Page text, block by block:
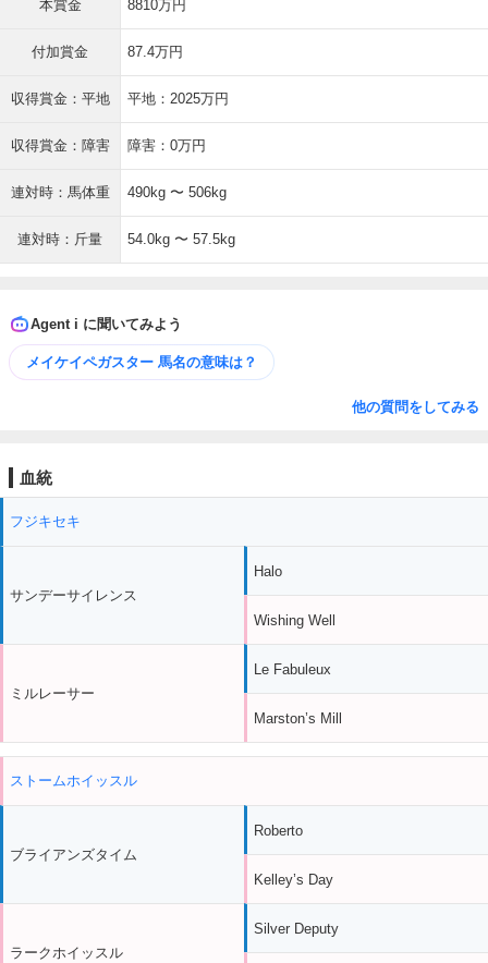
本賞金 8810万円
付加賞金 87.4万円
収得賞金：平地 平地：2025万円
収得賞金：障害 障害：0万円
連対時：馬体重 490kg 〜 506kg
連対時：斤量 54.0kg 〜 57.5kg
Agent i に聞いてみよう
メイケイペガスター 馬名の意味は？
他の質問をしてみる
血統
フジキセキ
サンデーサイレンス
ミルレーサー
Halo
Wishing Well
Le Fabuleux
Marston’s Mill
ストームホイッスル
ブライアンズタイム
ラークホイッスル
Roberto
Kelley’s Day
Silver Deputy